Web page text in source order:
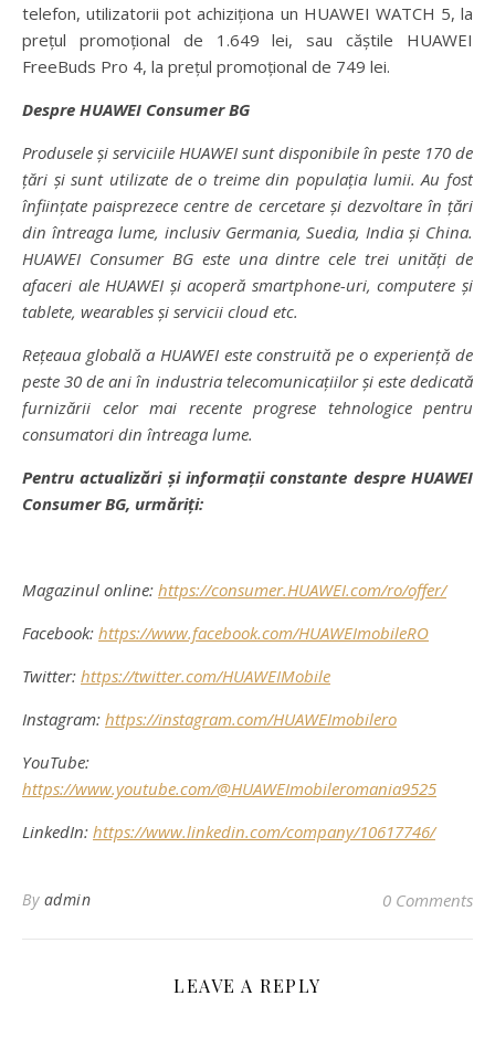
telefon, utilizatorii pot achiziționa un HUAWEI WATCH 5, la
prețul promoțional de 1.649 lei, sau căștile HUAWEI
FreeBuds Pro 4, la prețul promoțional de 749 lei.
Despre HUAWEI Consumer BG
Produsele și serviciile HUAWEI sunt disponibile în peste 170 de
țări și sunt utilizate de o treime din populația lumii. Au fost
înființate paisprezece centre de cercetare și dezvoltare în țări
din întreaga lume, inclusiv Germania, Suedia, India și China.
HUAWEI Consumer BG este una dintre cele trei unități de
afaceri ale HUAWEI și acoperă smartphone-uri, computere și
tablete, wearables și servicii cloud etc.
Rețeaua globală a HUAWEI este construită pe o experiență de
peste 30 de ani în industria telecomunicațiilor și este dedicată
furnizării celor mai recente progrese tehnologice pentru
consumatori din întreaga lume.
Pentru actualizări și informații constante despre HUAWEI
Consumer BG, urmăriți:
Magazinul online: https://consumer.HUAWEI.com/ro/offer/
Facebook: https://www.facebook.com/HUAWEImobileRO
Twitter: https://twitter.com/HUAWEIMobile
Instagram: https://instagram.com/HUAWEImobilero
YouTube:
https://www.youtube.com/@HUAWEImobileromania9525
LinkedIn: https://www.linkedin.com/company/10617746/
By admin 0 Comments
LEAVE A REPLY